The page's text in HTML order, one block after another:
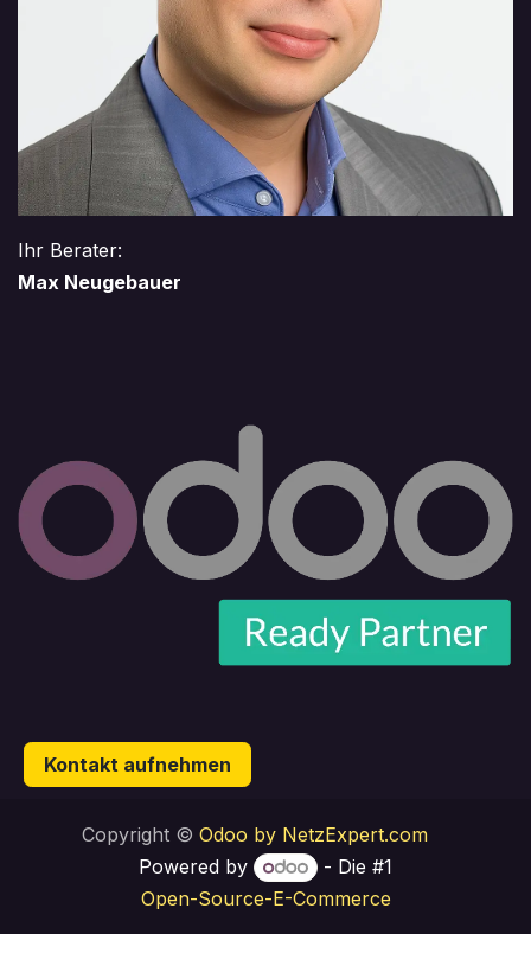
Ihr Berater:
Max Neugebauer
Kontakt aufnehmen
Copyright © Odoo by NetzExpert.com
Powered by
- Die #1
Open-Source-E-Commerce